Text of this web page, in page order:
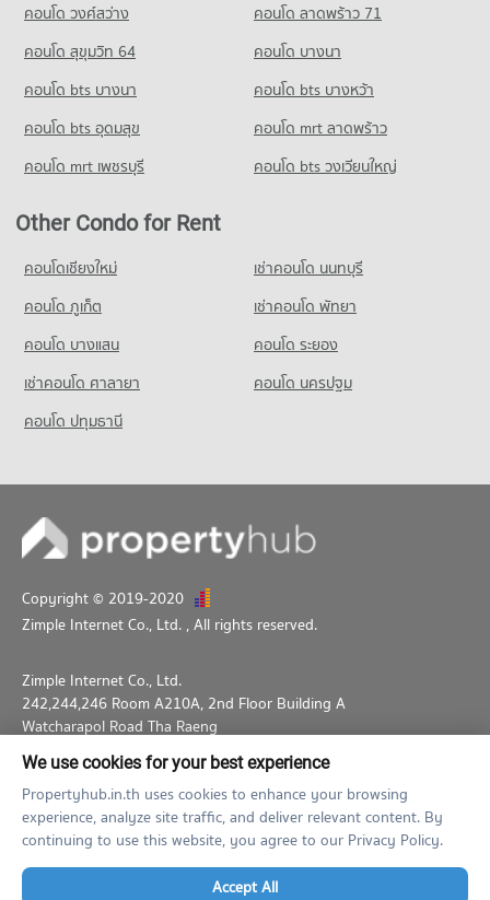
คอนโด วงศ์สว่าง
คอนโด ลาดพร้าว 71
คอนโด สุขุมวิท 64
คอนโด บางนา
คอนโด bts บางนา
คอนโด bts บางหว้า
คอนโด bts อุดมสุข
คอนโด mrt ลาดพร้าว
คอนโด mrt เพชรบุรี
คอนโด bts วงเวียนใหญ่
Other Condo for Rent
คอนโดเชียงใหม่
เช่าคอนโด นนทบุรี
คอนโด ภูเก็ต
เช่าคอนโด พัทยา
คอนโด บางแสน
คอนโด ระยอง
เช่าคอนโด ศาลายา
คอนโด นครปฐม
คอนโด ปทุมธานี
Copyright © 2019-2020
Zimple Internet Co., Ltd. , All rights reserved.
Zimple Internet Co., Ltd.
242,244,246 Room A210A, 2nd Floor Building A
Watcharapol Road Tha Raeng
Bang Khen Bangkok 10230
02-026-3049
support@propertyhub.in.th
Term of Service
Privacy Policy Contact
Verified by
We use cookies for your best experience
Propertyhub.in.th uses cookies to enhance your browsing
experience, analyze site traffic, and deliver relevant content. By
continuing to use this website, you agree to our Privacy Policy.
Accept All